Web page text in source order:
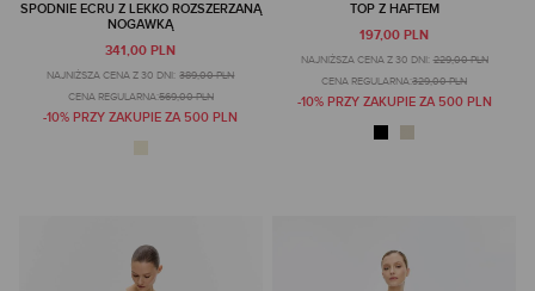
SPODNIE ECRU Z LEKKO ROZSZERZANĄ
NOGAWKĄ
341,00 PLN
NAJNIŻSZA CENA Z 30 DNI: 389,00 PLN
CENA REGULARNA:569,00 PLN
-10% PRZY ZAKUPIE ZA 500 PLN
TOP Z HAFTEM
197,00 PLN
NAJNIŻSZA CENA Z 30 DNI: 229,00 PLN
CENA REGULARNA:329,00 PLN
-10% PRZY ZAKUPIE ZA 500 PLN